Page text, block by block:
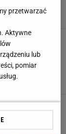
Izabella
i Monnari do
linki
14:03
Mohito i
przetwarzać
Aktywne
lub
pomiar